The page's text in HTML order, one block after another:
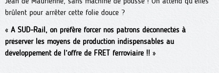
brûlent pour arrêter cette folie douce ?
« A SUD-Rail, on préfère forcer nos patrons déconnectés à
préserver les moyens de production indispensables au
développement de l’offre de FRET ferroviaire !! »